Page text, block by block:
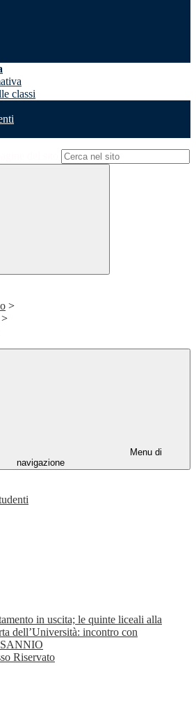
classi
>
>
Menu di
navigazione
in uscita; le quinte liceali alla
dell’Università: incontro con
Riservato